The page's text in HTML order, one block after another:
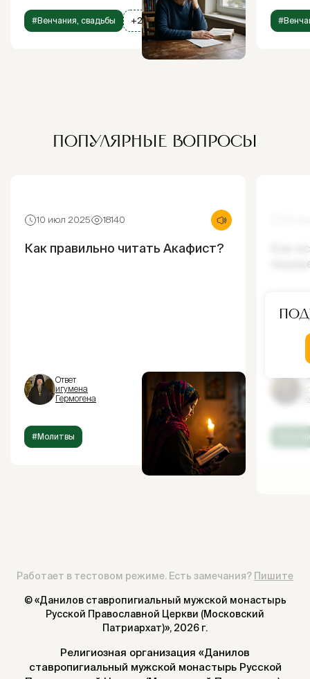
#Венчания, свадьбы +2
ПОПУЛЯРНЫЕ ВОПРОСЫ
10 июл 2025 18140
Как правильно читать Акафист?
Ответ
игумена
Гермогена
#Молитвы
Как
Работает в тестовом режиме. Есть замечания? Пишите
© «Данилов ставропигиальный мужской монастырь
Русской Православной Церкви (Московский
Патриархат)», 2026 г.
Религиозная организация «Данилов
ставропигиальный мужской монастырь Русской